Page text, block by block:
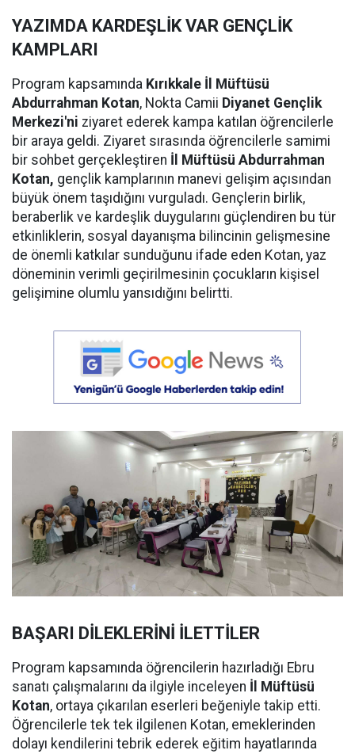
YAZIMDA KARDEŞLİK VAR GENÇLİK
KAMPLARI
Program kapsamında Kırıkkale İl Müftüsü
Abdurrahman Kotan, Nokta Camii Diyanet Gençlik
Merkezi'ni ziyaret ederek kampa katılan öğrencilerle
bir araya geldi. Ziyaret sırasında öğrencilerle samimi
bir sohbet gerçekleştiren İl Müftüsü Abdurrahman
Kotan, gençlik kamplarının manevi gelişim açısından
büyük önem taşıdığını vurguladı. Gençlerin birlik,
beraberlik ve kardeşlik duygularını güçlendiren bu tür
etkinliklerin, sosyal dayanışma bilincinin gelişmesine
de önemli katkılar sunduğunu ifade eden Kotan, yaz
döneminin verimli geçirilmesinin çocukların kişisel
gelişimine olumlu yansıdığını belirtti.
BAŞARI DİLEKLERİNİ İLETTİLER
Program kapsamında öğrencilerin hazırladığı Ebru
sanatı çalışmalarını da ilgiyle inceleyen İl Müftüsü
Kotan, ortaya çıkarılan eserleri beğeniyle takip etti.
Öğrencilerle tek tek ilgilenen Kotan, emeklerinden
dolayı kendilerini tebrik ederek eğitim hayatlarında